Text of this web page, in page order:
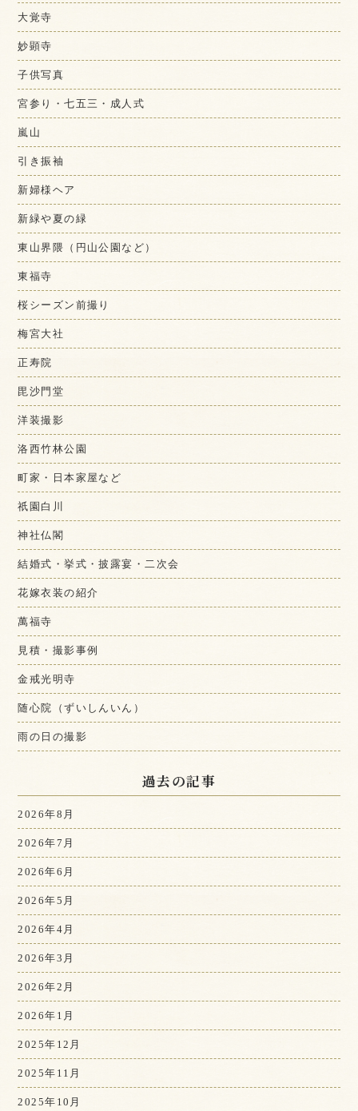
大覚寺
妙顕寺
子供写真
宮参り・七五三・成人式
嵐山
引き振袖
新婦様ヘア
新緑や夏の緑
東山界隈（円山公園など）
東福寺
桜シーズン前撮り
梅宮大社
正寿院
毘沙門堂
洋装撮影
洛西竹林公園
町家・日本家屋など
祇園白川
神社仏閣
結婚式・挙式・披露宴・二次会
花嫁衣装の紹介
萬福寺
見積・撮影事例
金戒光明寺
随心院（ずいしんいん）
雨の日の撮影
過去の記事
2026年8月
2026年7月
2026年6月
2026年5月
2026年4月
2026年3月
2026年2月
2026年1月
2025年12月
2025年11月
2025年10月